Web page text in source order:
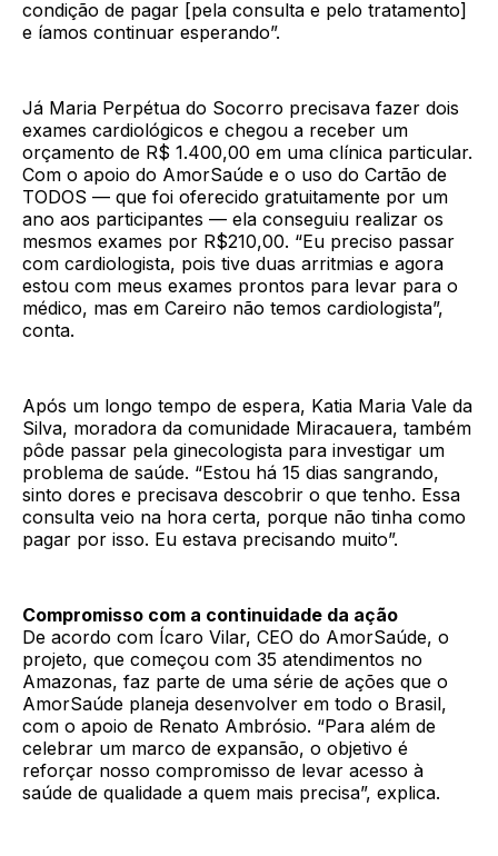
condição de pagar [pela consulta e pelo tratamento]
e íamos continuar esperando”.
Já Maria Perpétua do Socorro precisava fazer dois
exames cardiológicos e chegou a receber um
orçamento de R$ 1.400,00 em uma clínica particular.
Com o apoio do AmorSaúde e o uso do Cartão de
TODOS — que foi oferecido gratuitamente por um
ano aos participantes — ela conseguiu realizar os
mesmos exames por R$210,00. “Eu preciso passar
com cardiologista, pois tive duas arritmias e agora
estou com meus exames prontos para levar para o
médico, mas em Careiro não temos cardiologista”,
conta.
Após um longo tempo de espera, Katia Maria Vale da
Silva, moradora da comunidade Miracauera, também
pôde passar pela ginecologista para investigar um
problema de saúde. “Estou há 15 dias sangrando,
sinto dores e precisava descobrir o que tenho. Essa
consulta veio na hora certa, porque não tinha como
pagar por isso. Eu estava precisando muito”.
Compromisso com a continuidade da ação
De acordo com Ícaro Vilar, CEO do AmorSaúde, o
projeto, que começou com 35 atendimentos no
Amazonas, faz parte de uma série de ações que o
AmorSaúde planeja desenvolver em todo o Brasil,
com o apoio de Renato Ambrósio. “Para além de
celebrar um marco de expansão, o objetivo é
reforçar nosso compromisso de levar acesso à
saúde de qualidade a quem mais precisa”, explica.